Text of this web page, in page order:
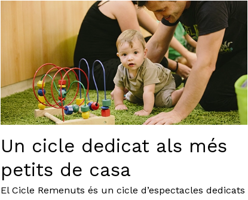
Un cicle dedicat als més
petits de casa
El Cicle Remenuts és un cicle d’espectacles dedicats